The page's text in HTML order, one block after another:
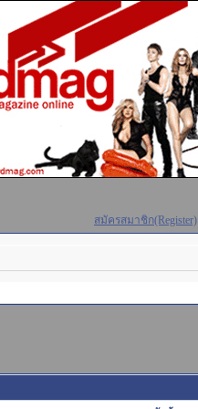
สมัครสมาชิก(Register)